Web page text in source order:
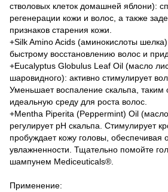
стволовых клеток домашней яблони):
регенерации кожи и волос, а также
признаков старения кожи.
+Silk Amino Acids (аминокислоты
быстрому восстановлению волос и
+Eucalyptus Globulus Leaf Oil (масло
шаровидного): активно стимулирует
Уменьшает воспаление скальпа, таким
идеальную среду для роста волос.
+Mentha Piperita (Peppermint) Oil
регулирует рН скальпа. Стимулирует
пробуждает кожу головы,
увлажненности. Тщательно помойте
шампунем Mediceuticals®.
Применение: